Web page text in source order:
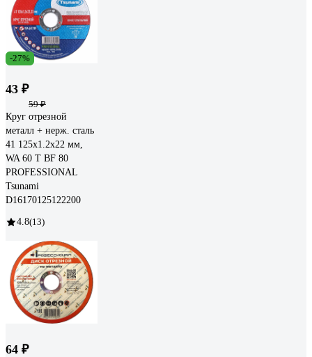
-27%
43 ₽
59 ₽
Круг отрезной
металл + нерж. сталь
41 125x1.2x22 мм,
WA 60 T BF 80
PROFESSIONAL
Tsunami
D16170125122200
4.8(13)
64 ₽